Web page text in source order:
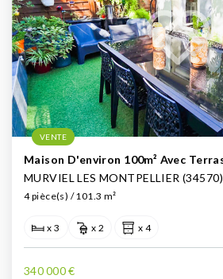
VENTE
MURVIEL LES MONTPELLIER (34570)
4 pièce(s) / 101.3 m²
x 2 x 4
x 3
340 000 €